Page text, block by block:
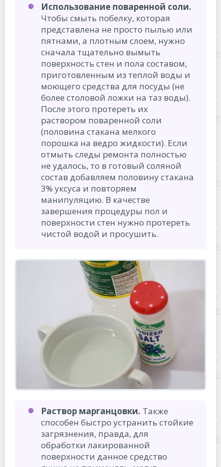
Использование поваренной соли.
Чтобы смыть побелку, которая
представлена не просто пылью или
пятнами, а плотным слоем, нужно
сначала тщательно вымыть
поверхность стен и пола составом,
приготовленным из теплой воды и
моющего средства для посуды (не
более столовой ложки на таз воды).
После этого протереть их
раствором поваренной соли
(половина стакана мелкого
порошка на ведро жидкости). Если
отмыть следы ремонта полностью
не удалось, то в готовый соляной
состав добавляем половину стакана
3% уксуса и повторяем
манипуляцию. В качестве
завершения процедуры пол и
поверхности стен нужно протереть
чистой водой и просушить.
Раствор марганцовки. Также
способен быстро устранить стойкие
загрязнения, правда, для
обработки лакированной
поверхности данное средство